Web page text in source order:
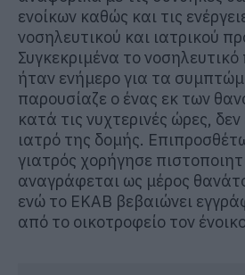
ενοίκων καθώς και τις
νοσηλευτικού και ιατρικού
Συγκεκριμένα το
ήταν ενήμερο για τα
παρουσίαζε ο ένας εκ των
κατά τις νυχτερινές ώρες,
ιατρό της δομής.
γιατρός χορήγησε
αναγράφεται ως μέρος
ενώ το ΕΚΑΒ βεβαιώνει
από το οικοτροφείο τον